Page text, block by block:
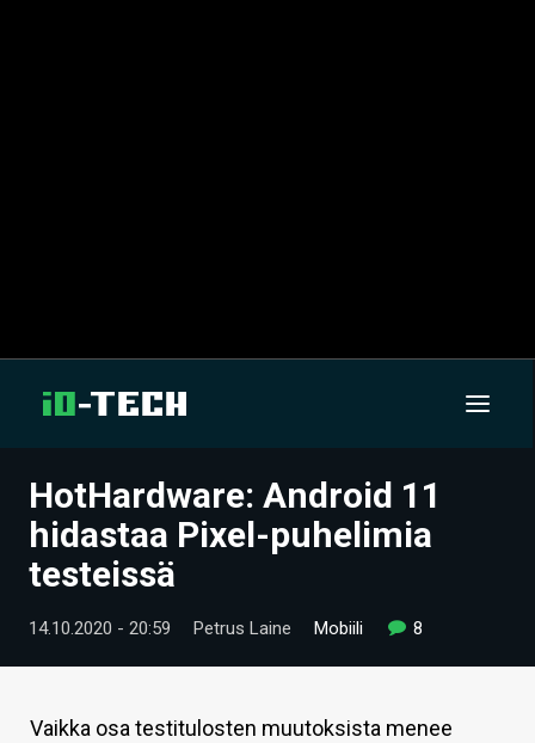
UUTISET
ARTIKKELIT
VIDEOT
TECHBBS
TIETOA
HotHardware: Android 11
hidastaa Pixel-puhelimia
testeissä
14.10.2020 - 20:59 Petrus Laine Mobiili 8
Vaikka osa testitulosten muutoksista menee